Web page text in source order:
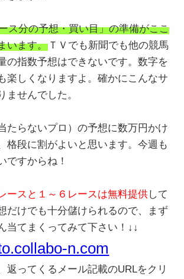
ス分の予想・買い目」の準備がここ
います。 ＴＶでも新聞でも他の競馬
の指数予想はできないです。数字を
楽しくなりますよ。確かにこんなサ
ませんでした。
たらないプロ）の予想に数万円かけ
格段に割がよいと思います。今週も
ですからね！
ースと１～６レースは無料提供して
だけでも十分儲けられるので、まず
当てまくってみて下さい！↓↓
n.com
返ってくるメール記載のURLをクリ